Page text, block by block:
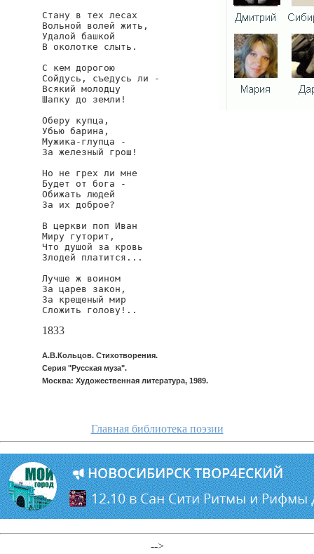
Стану в тех лесах
Вольной волей жить,
Удалой башкой
В околотке слыть.
С кем дорогою
Сойдусь, съедусь ли -
Всякий молодцу
Шапку до земли!
Оберу купца,
Убью барина,
Мужика-глупца -
За железный грош!
Но не грех ли мне
Будет от бога -
Обижать людей
За их доброе?
В церкви поп Иван
Миру гуторит,
Что душой за кровь
Злодей платится...
Лучше ж воином
За царев закон,
За крещеный мир
Сложить голову!..
1833
А.В.Кольцов. Стихотворения.
Серия "Русская муза".
Москва: Художественная литература, 1989.
Главная библиотека поэзии
-->